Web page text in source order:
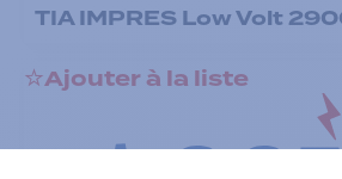
TIA IMPRES Low Volt
Ajouter à la liste